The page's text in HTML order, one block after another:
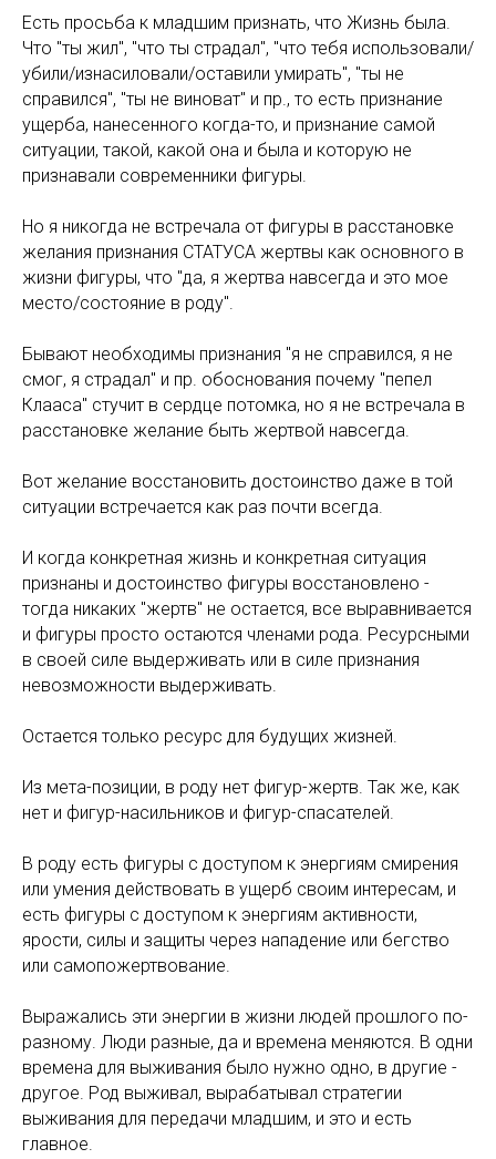
Есть просьба к младшим признать, что Жизнь была.
Что "ты жил", "что ты страдал", "что тебя использовали/
убили/изнасиловали/оставили умирать", "ты не
справился", "ты не виноват" и пр., то есть признание
ущерба, нанесенного когда-то, и признание самой
ситуации, такой, какой она и была и которую не
признавали современники фигуры.
Но я никогда не встречала от фигуры в расстановке
желания признания СТАТУСА жертвы как основного в
жизни фигуры, что "да, я жертва навсегда и это мое
место/состояние в роду".
Бывают необходимы признания "я не справился, я не
смог, я страдал" и пр. обоснования почему "пепел
Клааса" стучит в сердце потомка, но я не встречала в
расстановке желание быть жертвой навсегда.
Вот желание восстановить достоинство даже в той
ситуации встречается как раз почти всегда.
И когда конкретная жизнь и конкретная ситуация
признаны и достоинство фигуры восстановлено -
тогда никаких "жертв" не остается, все выравнивается
и фигуры просто остаются членами рода. Ресурсными
в своей силе выдерживать или в силе признания
невозможности выдерживать.
Остается только ресурс для будущих жизней.
Из мета-позиции, в роду нет фигур-жертв. Так же, как
нет и фигур-насильников и фигур-спасателей.
В роду есть фигуры с доступом к энергиям смирения
или умения действовать в ущерб своим интересам, и
есть фигуры с доступом к энергиям активности,
ярости, силы и защиты через нападение или бегство
или самопожертвование.
Выражались эти энергии в жизни людей прошлого по-
разному. Люди разные, да и времена меняются. В одни
времена для выживания было нужно одно, в другие -
другое. Род выживал, вырабатывал стратегии
выживания для передачи младшим, и это и есть
главное.